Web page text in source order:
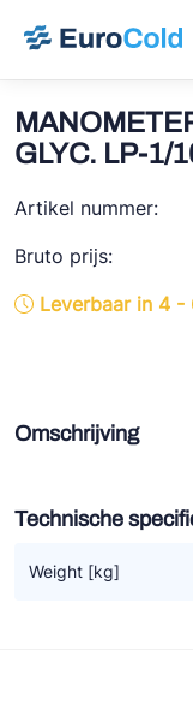
info@eurocold.nl
Merken
BOCK
REFFLEX®
Doucette
Koudemiddelen
Diensten
Nieuws
Over ons
GLYC. LP-1/
Artikel nummer:
Bruto prijs:
Leverbaar in 4 -
Omschrijving
Technische
Weight [kg]